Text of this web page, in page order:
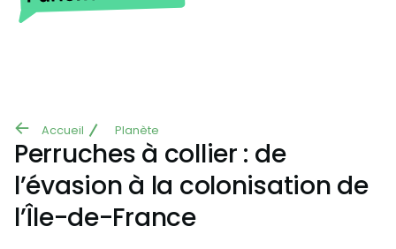
Aller au contenu principal
Fil
d'Ariane
Accueil Planète
Perruches à collier : de
l’évasion à la colonisation de
l’Île-de-France